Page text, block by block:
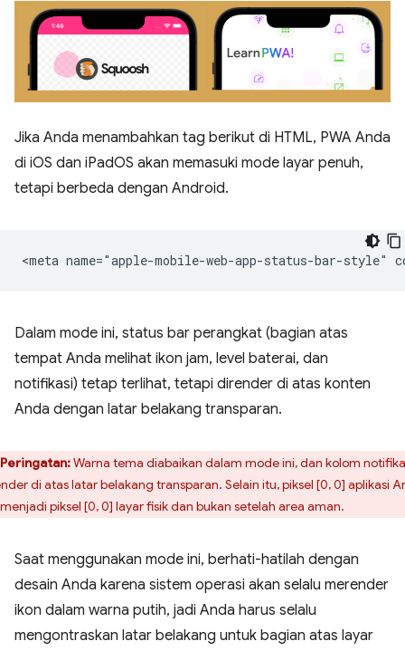
Jika Anda menambahkan tag berikut di HTML, PWA Anda
di iOS dan iPadOS akan memasuki mode layar penuh,
tetapi berbeda dengan Android.
Dalam mode ini, status bar perangkat (bagian atas
tempat Anda melihat ikon jam, level baterai, dan
notifikasi) tetap terlihat, tetapi dirender di atas konten
Anda dengan latar belakang transparan.
Peringatan:Warna tema diabaikan dalam mode ini, dan kolom
di atas latar belakang transparan. Selain itu, piksel [0, 0] aplikasi
piksel [0, 0] layar fisik dan bukan setelah area aman.
Saat menggunakan mode ini, berhati-hatilah dengan
desain Anda karena sistem operasi akan selalu merender
ikon dalam warna putih, jadi Anda harus selalu
mengontraskan latar belakang untuk bagian atas layar